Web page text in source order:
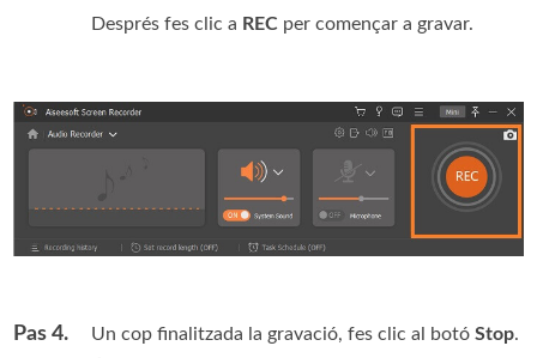
Després fes clic a REC per començar a gravar.
Pas 4. Un cop finalitzada la gravació, fes clic al botóStop.